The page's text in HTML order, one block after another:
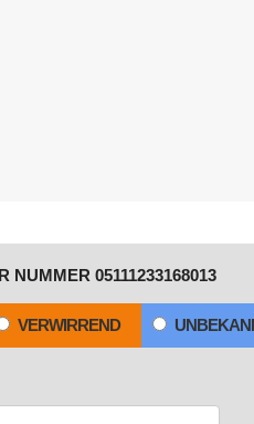
NUMMER 05111233168013
VERWIRREND